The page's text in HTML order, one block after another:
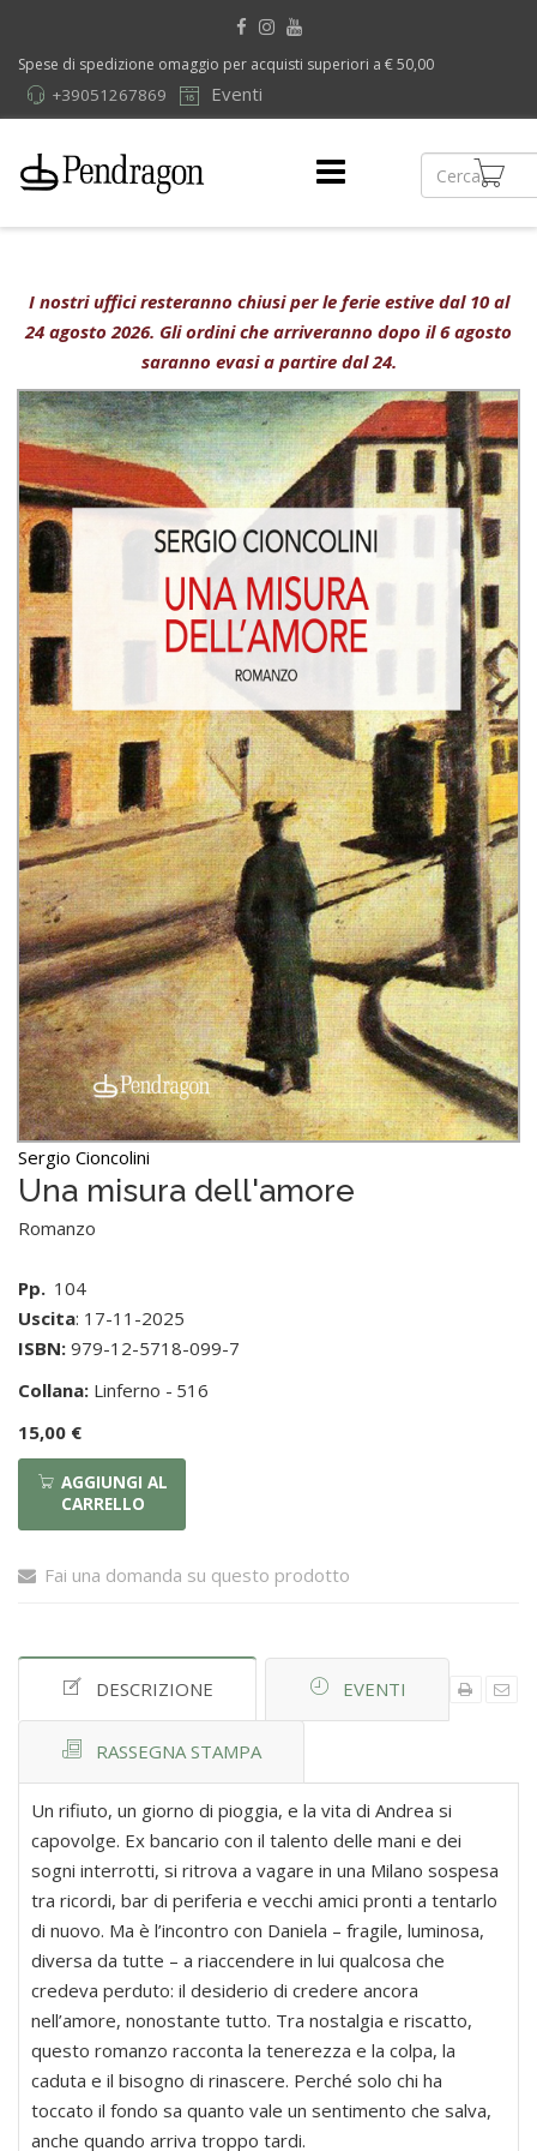
Spese di spedizione omaggio per acquisti superiori a € 50,00
Eventi
+39051267869
I nostri uffici resteranno chiusi per le ferie estive dal 10 al
24 agosto 2026. Gli ordini che arriveranno dopo il 6 agosto
saranno evasi a partire dal 24.
Sergio Cioncolini
Una misura dell'amore
Romanzo
Pp. 104
Uscita: 17-11-2025
ISBN: 979-12-5718-099-7
Collana: Linferno - 516
15,00 €
AGGIUNGI AL
CARRELLO
Fai una domanda su questo prodotto
DESCRIZIONE EVENTI
RASSEGNA STAMPA
Un rifiuto, un giorno di pioggia, e la vita di Andrea si
capovolge. Ex bancario con il talento delle mani e dei
sogni interrotti, si ritrova a vagare in una Milano sospesa
tra ricordi, bar di periferia e vecchi amici pronti a tentarlo
di nuovo. Ma è l’incontro con Daniela – fragile, luminosa,
diversa da tutte – a riaccendere in lui qualcosa che
credeva perduto: il desiderio di credere ancora
nell’amore, nonostante tutto. Tra nostalgia e riscatto,
questo romanzo racconta la tenerezza e la colpa, la
caduta e il bisogno di rinascere. Perché solo chi ha
toccato il fondo sa quanto vale un sentimento che salva,
anche quando arriva troppo tardi.